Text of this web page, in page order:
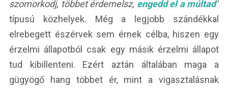
szomorkodj, többet érdemelsz, engedd el a múltad”
típusú közhelyek. Még a legjobb szándékkal
elrebegett észérvek sem érnek célba, hiszen egy
érzelmi állapotból csak egy másik érzelmi állapot
tud kibillenteni. Ezért aztán általában maga a
gügyögő hang többet ér, mint a vigasztalásnak